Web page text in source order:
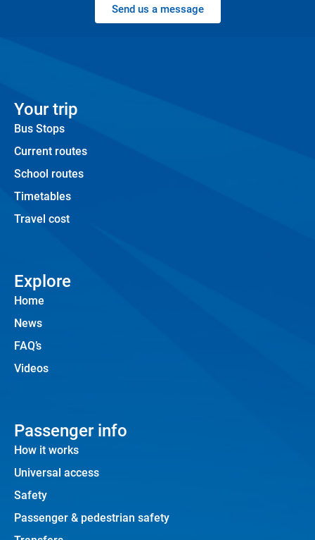
Send us a message
Your trip
Bus Stops
Current routes
School routes
Timetables
Travel cost
Explore
Home
News
FAQ’s
Videos
Passenger info
How it works
Universal access
Safety
Passenger & pedestrian safety